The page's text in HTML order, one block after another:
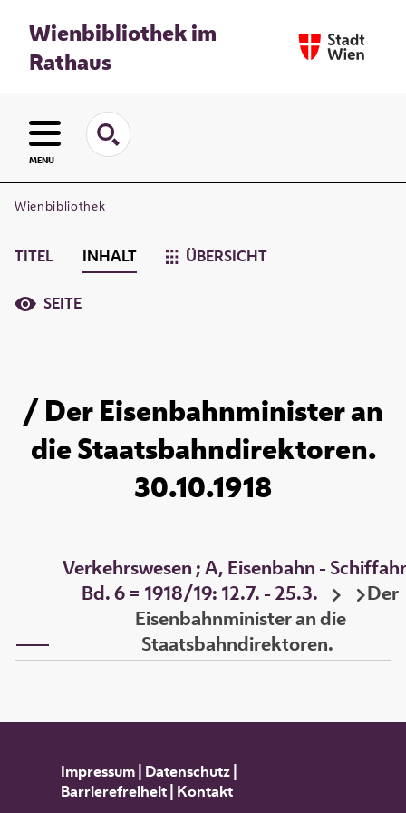
Wienbibliothek im
Rathaus
MENU
Wienbibliothek
TITEL INHALT ÜBERSICHT
SEITE
/ Der Eisenbahnminister an
die Staatsbahndirektoren.
30.10.1918
Verkehrswesen ; A, Eisenbahn -
Bd. 6 = 1918/19: 12.7. - 25.3.
Der
Eisenbahnminister an die
Staatsbahndirektoren.
Impressum| Datenschutz|
Barrierefreiheit| Kontakt